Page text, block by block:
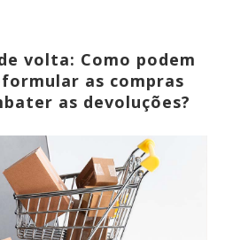
volta: Como podem
as compras
as devoluções?